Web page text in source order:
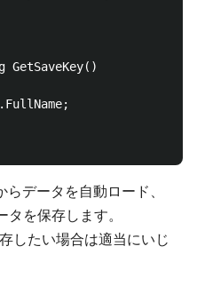
GetSaveKey()
データを自動ロード、
を保存します。
したい場合は適当にいじ